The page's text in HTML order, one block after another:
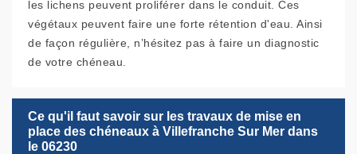
les lichens peuvent proliférer dans le conduit. Ces
végétaux peuvent faire une forte rétention d'eau. Ainsi
de façon régulière, n’hésitez pas à faire un diagnostic
de votre chéneau.
Ce qu'il faut savoir sur les travaux de mise en
place des chéneaux à Villefranche Sur Mer dans
le 06230